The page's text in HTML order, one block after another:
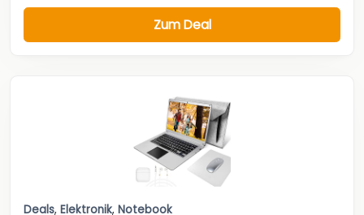
Zum Deal
Deals, Elektronik, Notebook